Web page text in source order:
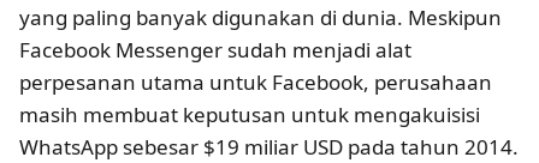
yang paling banyak digunakan di dunia. Meskipun
Facebook Messenger sudah menjadi alat
perpesanan utama untuk Facebook, perusahaan
masih membuat keputusan untuk mengakuisisi
WhatsApp sebesar $19 miliar USD pada tahun 2014.